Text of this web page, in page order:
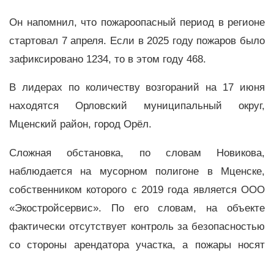
Он напомнил, что пожароопасный период в регионе
стартовал 7 апреля. Если в 2025 году пожаров было
зафиксировано 1234, то в этом году 468.
В лидерах по количеству возгораний на 17 июня
находятся Орловский муниципальный округ,
Мценский район, город Орёл.
Сложная обстановка, по словам Новикова,
наблюдается на мусорном полигоне в Мценске,
собственником которого с 2019 года является ООО
«Экостройсервис». По его словам, на объекте
фактически отсутствует контроль за безопасностью
со стороны арендатора участка, а пожары носят